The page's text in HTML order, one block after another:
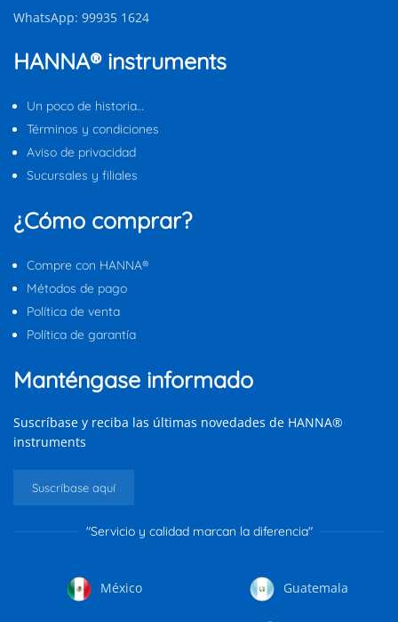
WhatsApp: 99935 1624
HANNA® instruments
Un poco de historia…
Términos y condiciones
Aviso de privacidad
Sucursales y filiales
¿Cómo comprar?
Compre con HANNA®
Métodos de pago
Política de venta
Política de garantía
Manténgase informado
Suscríbase y reciba las últimas novedades de HANNA®
instruments
Suscríbase aquí
"Servicio y calidad marcan la diferencia"
México Guatemala